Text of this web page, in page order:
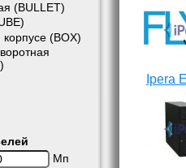
(BULLET)
(BOX)
Мп
Ipera